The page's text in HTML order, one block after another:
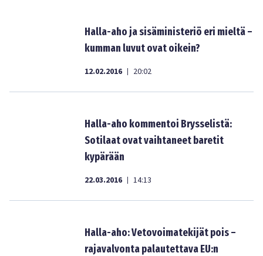
Halla-aho ja sisäministeriö eri mieltä –
kumman luvut ovat oikein?
12.02.2016 | 20:02
Halla-aho kommentoi Brysselistä:
Sotilaat ovat vaihtaneet baretit
kypärään
22.03.2016 | 14:13
Halla-aho: Vetovoimatekijät pois –
rajavalvonta palautettava EU:n